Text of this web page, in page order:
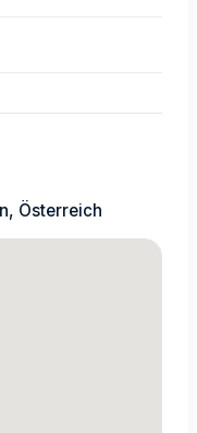
Österreich